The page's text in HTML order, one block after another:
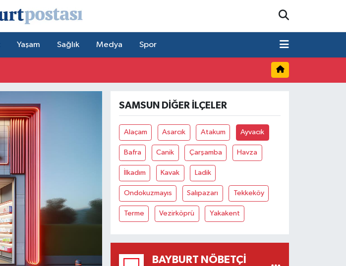
Yaşam Sağlık Medya Spor
SAMSUN DIĞER İLÇELER
Alaçam Asarcık Atakum Ayvacık
Bafra Canik Çarşamba Havza
İlkadım Kavak Ladik
Ondokuzmayıs Salıpazarı Tekkeköy
Terme Vezirköprü Yakakent
BAYBURT NÖBETÇI